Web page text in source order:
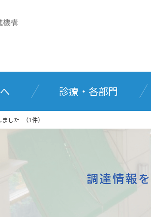
診療・各部門
した （1件）
調達情報